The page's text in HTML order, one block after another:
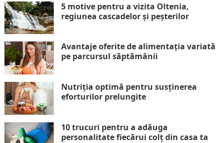
5 motive pentru a vizita Oltenia,
regiunea cascadelor și peșterilor
Avantaje oferite de alimentația variată
pe parcursul săptămânii
Nutriția optimă pentru susținerea
eforturilor prelungite
10 trucuri pentru a adăuga
personalitate fiecărui colț din casa ta